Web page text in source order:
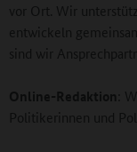
vor Ort. Wir
entwickeln
sind wir
Online-Redaktion :
Politikerinnen und